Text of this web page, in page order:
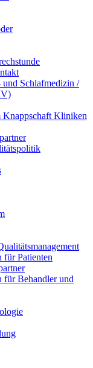
und Schlafmedizin /
Knappschaft Kliniken
für Patienten
für Behandler und